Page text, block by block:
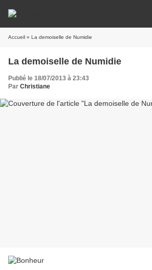
Accueil » La demoiselle de Numidie
La demoiselle de Numidie
Publié le 18/07/2013 à 23:43
Par Christiane